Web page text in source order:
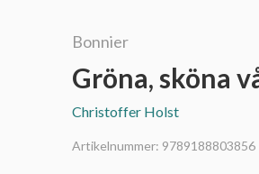
Bonnier
Gröna, sköna
Christoffer Holst
Artikelnummer: 9789188803856